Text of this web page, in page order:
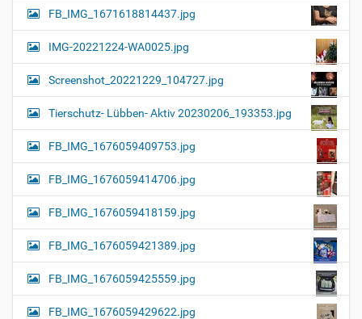
FB_IMG_1671618814437.jpg
IMG-20221224-WA0025.jpg
Screenshot_20221229_104727.jpg
Tierschutz- Lübben- Aktiv 20230206_193353.jpg
FB_IMG_1676059409753.jpg
FB_IMG_1676059414706.jpg
FB_IMG_1676059418159.jpg
FB_IMG_1676059421389.jpg
FB_IMG_1676059425559.jpg
FB_IMG_1676059429622.jpg